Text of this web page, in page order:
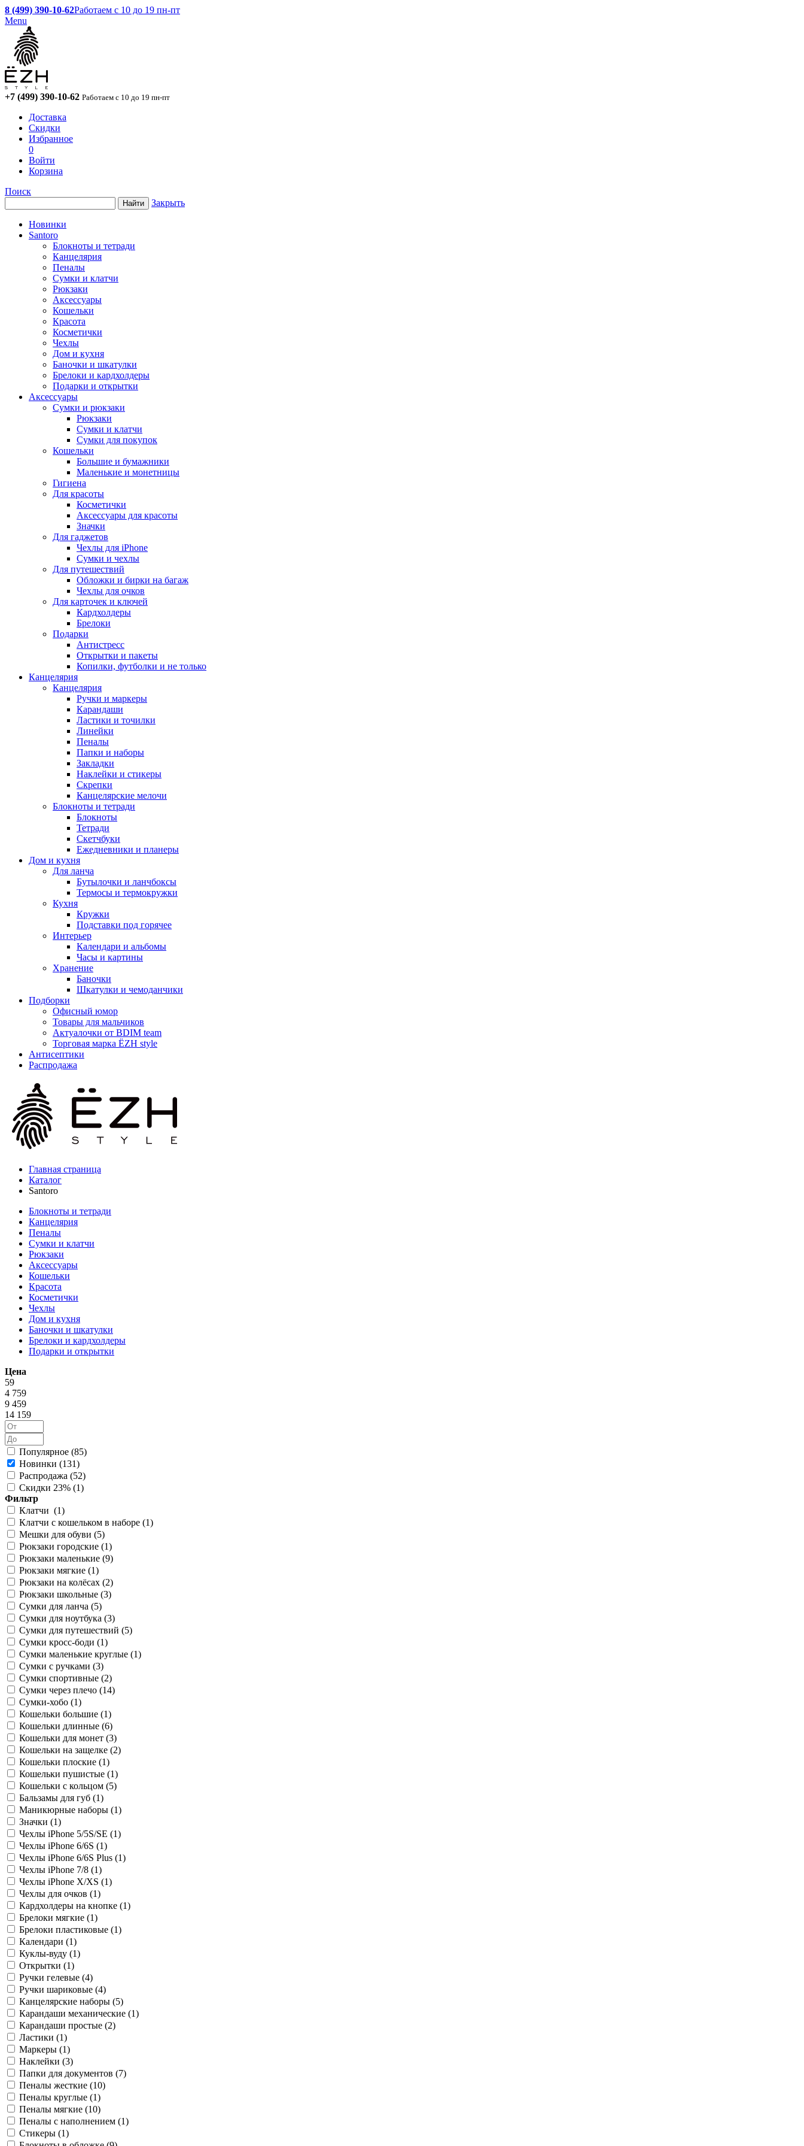
8 (499) 390-10-62Работаем с 10 до 19 пн-пт
Menu
+7 (499) 390-10-62 Работаем с 10 до 19 пн-пт
Доставка
Скидки
Избранное
0
Войти
Корзина
Поиск
Закрыть
Новинки
Santoro
Блокноты и тетради
Канцелярия
Пеналы
Сумки и клатчи
Рюкзаки
Аксессуары
Кошельки
Красота
Косметички
Чехлы
Дом и кухня
Баночки и шкатулки
Брелоки и кардхолдеры
Подарки и открытки
Аксессуары
Сумки и рюкзаки
Рюкзаки
Сумки и клатчи
Сумки для покупок
Кошельки
Большие и бумажники
Маленькие и монетницы
Гигиена
Для красоты
Косметички
Аксессуары для красоты
Значки
Для гаджетов
Чехлы для iPhone
Сумки и чехлы
Для путешествий
Обложки и бирки на багаж
Чехлы для очков
Для карточек и ключей
Кардхолдеры
Брелоки
Подарки
Антистресс
Открытки и пакеты
Копилки, футболки и не только
Канцелярия
Канцелярия
Ручки и маркеры
Карандаши
Ластики и точилки
Линейки
Пеналы
Папки и наборы
Закладки
Наклейки и стикеры
Скрепки
Канцелярские мелочи
Блокноты и тетради
Блокноты
Тетради
Скетчбуки
Ежедневники и планеры
Дом и кухня
Для ланча
Бутылочки и ланчбоксы
Термосы и термокружки
Кухня
Кружки
Подставки под горячее
Интерьер
Календари и альбомы
Часы и картины
Хранение
Баночки
Шкатулки и чемоданчики
Подборки
Офисный юмор
Товары для мальчиков
Актуалочки от BDIM team
Торговая марка ЁZH style
Антисептики
Распродажа
Главная страница
Каталог
Santoro
Блокноты и тетради
Канцелярия
Пеналы
Сумки и клатчи
Рюкзаки
Аксессуары
Кошельки
Красота
Косметички
Чехлы
Дом и кухня
Баночки и шкатулки
Брелоки и кардхолдеры
Подарки и открытки
Цена
59
4 759
9 459
14 159
Популярное (85)
Новинки (131)
Распродажа (52)
Скидки 23% (1)
Фильтр
Клатчи (1)
Клатчи с кошельком в наборе (1)
Мешки для обуви (5)
Рюкзаки городские (1)
Рюкзаки маленькие (9)
Рюкзаки мягкие (1)
Рюкзаки на колёсах (2)
Рюкзаки школьные (3)
Сумки для ланча (5)
Сумки для ноутбука (3)
Сумки для путешествий (5)
Сумки кросс-боди (1)
Сумки маленькие круглые (1)
Сумки с ручками (3)
Сумки спортивные (2)
Сумки через плечо (14)
Сумки-хобо (1)
Кошельки большие (1)
Кошельки длинные (6)
Кошельки для монет (3)
Кошельки на защелке (2)
Кошельки плоские (1)
Кошельки пушистые (1)
Кошельки с кольцом (5)
Бальзамы для губ (1)
Маникюрные наборы (1)
Значки (1)
Чехлы iPhone 5/5S/SE (1)
Чехлы iPhone 6/6S (1)
Чехлы iPhone 6/6S Plus (1)
Чехлы iPhone 7/8 (1)
Чехлы iPhone X/XS (1)
Чехлы для очков (1)
Кардхолдеры на кнопке (1)
Брелоки мягкие (1)
Брелоки пластиковые (1)
Календари (1)
Куклы-вуду (1)
Открытки (1)
Ручки гелевые (4)
Ручки шариковые (4)
Канцелярские наборы (5)
Карандаши механические (1)
Карандаши простые (2)
Ластики (1)
Маркеры (1)
Наклейки (3)
Папки для документов (7)
Пеналы жесткие (10)
Пеналы круглые (1)
Пеналы мягкие (10)
Пеналы с наполнением (1)
Стикеры (1)